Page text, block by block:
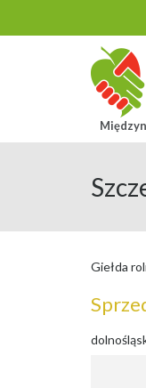
Giełda